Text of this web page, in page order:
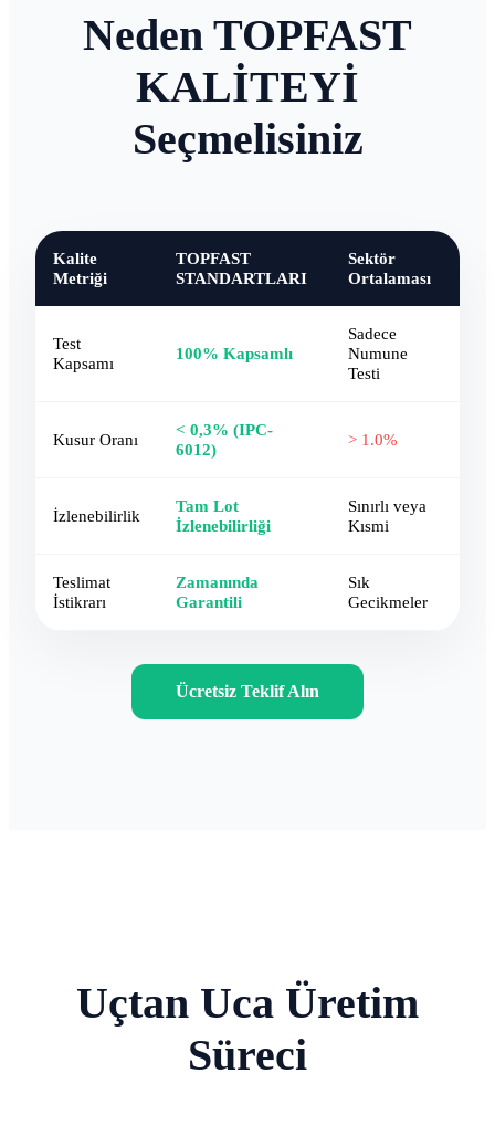
Neden TOPFAST
KALİTEYİ
Seçmelisiniz
Kalite
Metriği
TOPFAST
STANDARTLARI
Sektör
Ortalaması
Test
Kapsamı
100% Kapsamlı
Sadece
Numune
Testi
Kusur Oranı
< 0,3% (IPC-
6012)
> 1.0%
İzlenebilirlik
Tam Lot
İzlenebilirliği
Sınırlı veya
Kısmi
Teslimat
İstikrarı
Zamanında
Garantili
Sık
Gecikmeler
Ücretsiz Teklif Alın
Uçtan Uca Üretim
Süreci